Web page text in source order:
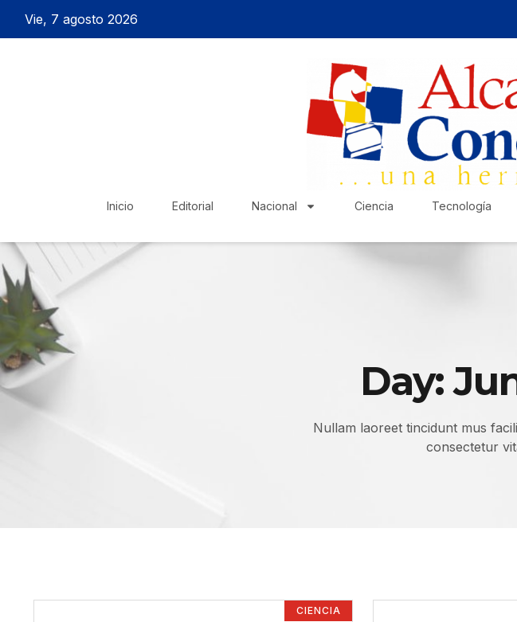
Vie, 7 agosto 2026
Inicio Editorial Nacional Ciencia Tecnología
Day:
Nullam laoreet tincidunt mus
consectetur
CIENCIA